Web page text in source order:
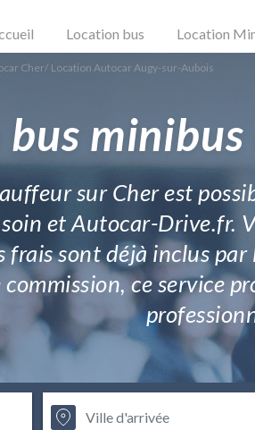
Location bus Location
Cher/ Location Autocar Augy-sur-Aubois
sur Cher est
et Autocar-Drive.fr.
frais sont déjà inclus
ce service